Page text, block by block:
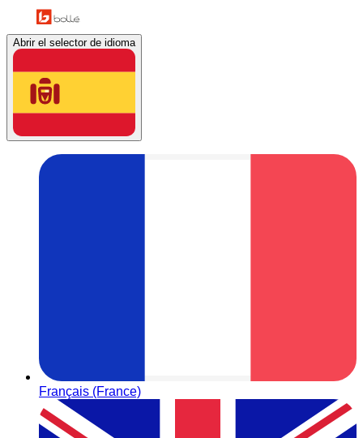
Abrir el selector de idioma
Français (France)